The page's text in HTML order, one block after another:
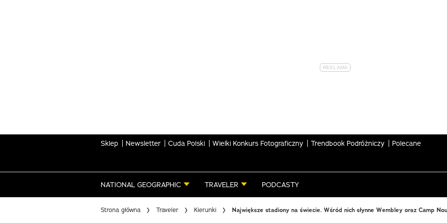
Sklep Newsletter Cuda Polski Wielki Konkurs Fotograficzny Trendbook Podróżniczy Polecane
NATIONAL GEOGRAPHIC TRAVELER PODCASTY
Strona główna Traveler Kierunki Największe stadiony na świecie. Wśród nich słynne Wembley oraz Camp Nou